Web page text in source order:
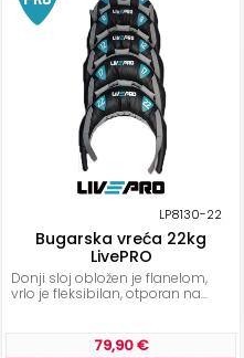
LP8130-22
Bugarska vreća 22kg
LivePRO
Donji sloj obložen je flanelom,
vrlo je fleksibilan, otporan na...
79,90 €